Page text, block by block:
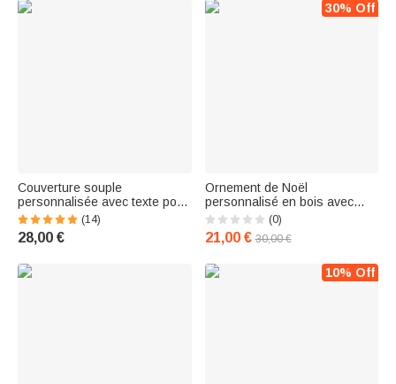
Couverture souple
personnalisée avec texte pour
mélanges de cassettes
Cadeau pour mélomanes
(14)
28,00 €
30% Off
Ornement de Noël
personnalisé en bois avec
cassette de musique rétro
Décoration de l'arbre de Noël
pour la famille et les amis
(0)
21,00 € 30,00 €
10% Off